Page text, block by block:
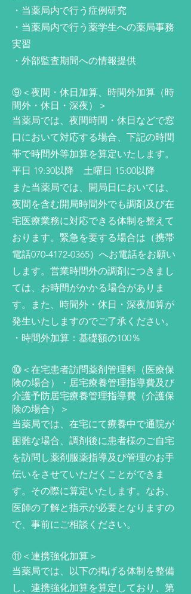
・当薬局内で行う症例研究
・当薬局内で行う薬学生への薬局事務
実習
・外部監査期間への情報提供
⑨＜夜間・休日加算、時間外加算（時
間外・休日・深夜）＞
当薬局では、夜間時間・休日などで窓
口において対応する場合、下記の時間
帯で時間外等加算を算定いたします。
平日 19:30以降 土曜日 15:00以降
また当薬局では、開局日においては、
夜間を含む開局時間外でも調剤及び在
宅医療業務に対応できる体制を整えて
おります。緊急を要する場合は（携帯
電話070-4172-0365）へお電話をお願い
します。営業時間外の調剤につきまし
ては、お時間がかかる場合がありま
す。また、時間外・休日・深夜加算が
発生いたしますのでご了承ください。
・時間外加算：基礎額の100％
⑩＜在宅患者訪問薬剤管理料（医療保
険の場合）・居宅療養管理指導費及び
介護予防居宅療養管理指導費（介護保
険の場合）＞
当薬局では、在宅にて療養中で通院が
困難な場合、調剤後に患者様のご自宅
を訪問し薬剤服薬指導及び管理のお手
伝いをさせていただくことができま
す。その際に算定いたします。なお、
医師の了解と指示が必要となりますの
で、事前にご相談ください。
⑪＜連携強化加算＞
当薬局では、以下の掲げる体制を整備
し、連携強化加算を算定しており、第